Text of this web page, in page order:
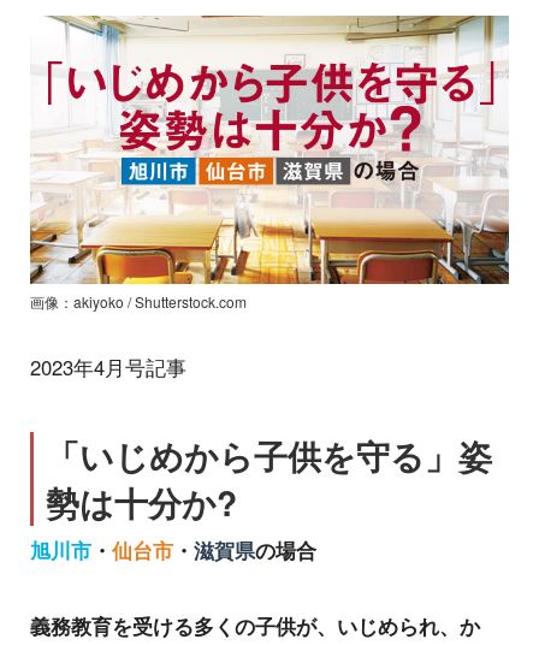
画像：akiyoko / Shutterstock.com
2023年4月号記事
「いじめから子供を守る」姿
勢は十分か?
旭川市 ・ 仙台市 ・ 滋賀県の場合
義務教育を受ける多くの子供が、いじめられ、か